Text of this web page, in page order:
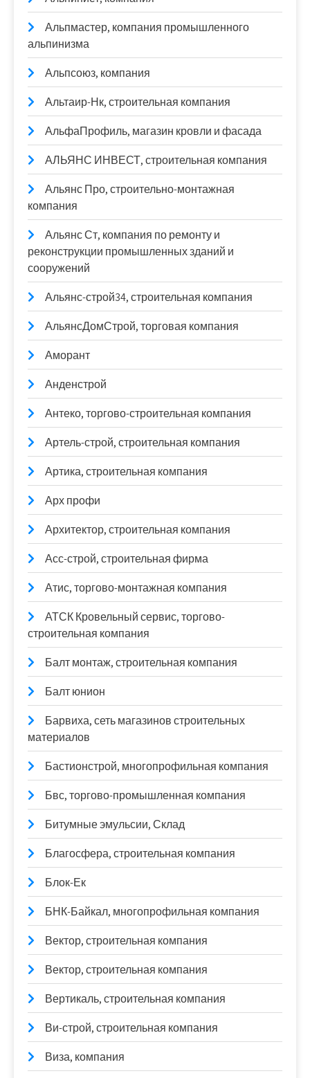
Альпмастер, компания промышленного
альпинизма
Альпсоюз, компания
Альтаир-Нк, строительная компания
АльфаПрофиль, магазин кровли и фасада
АЛЬЯНС ИНВЕСТ, строительная компания
Альянс Про, строительно-монтажная
компания
Альянс Ст, компания по ремонту и
реконструкции промышленных зданий и
сооружений
Альянс-строй34, строительная компания
АльянсДомСтрой, торговая компания
Аморант
Анденстрой
Антеко, торгово-строительная компания
Артель-строй, строительная компания
Артика, строительная компания
Арх профи
Архитектор, строительная компания
Асс-строй, строительная фирма
Атис, торгово-монтажная компания
АТСК Кровельный сервис, торгово-
строительная компания
Балт монтаж, строительная компания
Балт юнион
Барвиха, сеть магазинов строительных
материалов
Бастионстрой, многопрофильная компания
Бвс, торгово-промышленная компания
Битумные эмульсии, Склад
Благосфера, строительная компания
Блок-Ек
БНК-Байкал, многопрофильная компания
Вектор, строительная компания
Вектор, строительная компания
Вертикаль, строительная компания
Ви-строй, строительная компания
Виза, компания